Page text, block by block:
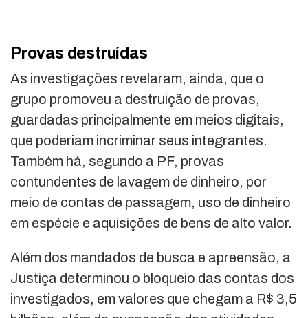
Provas destruídas
As investigações revelaram, ainda, que o
grupo promoveu a destruição de provas,
guardadas principalmente em meios digitais,
que poderiam incriminar seus integrantes.
Também há, segundo a PF, provas
contundentes de lavagem de dinheiro, por
meio de contas de passagem, uso de dinheiro
em espécie e aquisições de bens de alto valor.
Além dos mandados de busca e apreensão, a
Justiça determinou o bloqueio das contas dos
investigados, em valores que chegam a R$ 3,5